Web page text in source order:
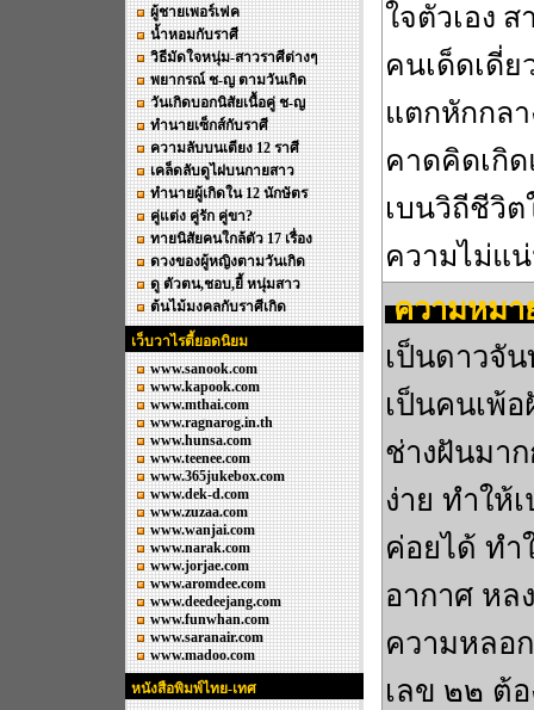
ผู้ชายเพอร์เฟค
น้ำหอมกับราศี
วิธีมัดใจหนุ่ม-สาวราศีต่างๆ
พยากรณ์ ช-ญ ตามวันเกิด
วันเกิดบอกนิสัยเนื้อคู่ ช-ญ
ทำนายเซ็กส์กับราศี
ความลับบนเตียง 12 ราศี
เคล็ดลับดูไฝบนกายสาว
ทำนายผู้เกิดใน 12 นักษัตร
คู่แต่ง คู่รัก คู่ขา?
ทายนิสัยคนใกล้ตัว 17 เรื่อง
ดวงของผู้หญิงตามวันเกิด
ดู ตัวตน,ชอบ,ยี้ หนุ่มสาว
ต้นไม้มงคลกับราศีเกิด
เว็บวาไรตี้ยอดนิยม
www.sanook.com
www.kapook.com
www.mthai.com
www.ragnarog.in.th
www.hunsa.com
www.teenee.com
www.365jukebox.com
www.dek-d.com
www.zuzaa.com
www.wanjai.com
www.narak.com
www.jorjae.com
www.aromdee.com
www.deedeejang.com
www.funwhan.com
www.saranair.com
www.madoo.com
หนังสือพิมพ์ไทย-เทศ
ใจตัวเอง
คนเด็ดเดี่ย
แตกหักกล
คาดคิดเกิ
เบนวิถีชีวิต
ความไม่แ
ความหมา
เป็นดาวจั
เป็นคนเพ้
ช่างฝันมา
ง่าย ทำให้
ค่อยได้ ทำ
อากาศ หล
ความหลอ
เลข ๒๒ ต้